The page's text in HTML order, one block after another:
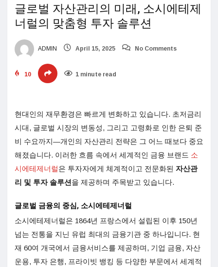
글로벌 자산관리의 미래, 소시에테제
너럴의 맞춤형 투자 솔루션
ADMIN April 15, 2025 No Comments
10 1 minute read
현대인의 재무환경은 빠르게 변화하고 있습니다. 초저금리
시대, 글로벌 시장의 변동성, 그리고 고령화로 인한 은퇴 준
비 수요까지—개인의 자산관리 전략은 그 어느 때보다 중요
해졌습니다. 이러한 흐름 속에서 세계적인 금융 브랜드 소
시에테제너럴은 투자자에게 체계적이고 전문화된 자산관
리 및 투자 솔루션을 제공하며 주목받고 있습니다.
글로벌 금융의 중심, 소시에테제너럴
소시에테제너럴은 1864년 프랑스에서 설립된 이후 150년
넘는 전통을 지닌 유럽 최대의 금융기관 중 하나입니다. 현
재 60여 개국에서 금융서비스를 제공하며, 기업 금융, 자산
운용, 투자 은행, 프라이빗 뱅킹 등 다양한 부문에서 세계적